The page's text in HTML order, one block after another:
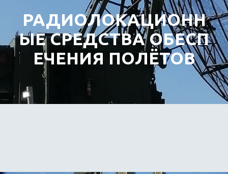
РАДИОЛОКАЦИОНН
ЫЕ СРЕДСТВА ОБЕСП
ЕЧЕНИЯ ПОЛЁТОВ